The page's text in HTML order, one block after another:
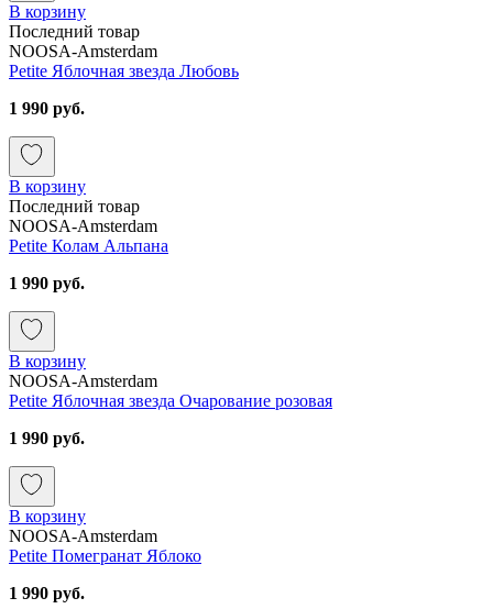
В корзину
Последний товар
NOOSA-Amsterdam
Petite Яблочная звезда Любовь
1 990 руб.
В корзину
Последний товар
NOOSA-Amsterdam
Petite Колам Альпана
1 990 руб.
В корзину
NOOSA-Amsterdam
Petite Яблочная звезда Очарование розовая
1 990 руб.
В корзину
NOOSA-Amsterdam
Petite Помегранат Яблоко
1 990 руб.